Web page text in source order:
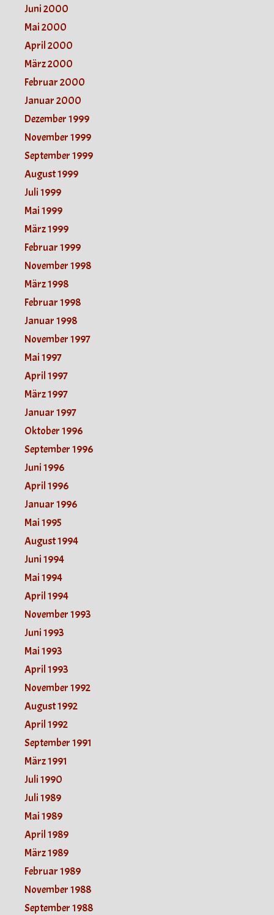
Juni 2000
Mai 2000
April 2000
März 2000
Februar 2000
Januar 2000
Dezember 1999
November 1999
September 1999
August 1999
Juli 1999
Mai 1999
März 1999
Februar 1999
November 1998
März 1998
Februar 1998
Januar 1998
November 1997
Mai 1997
April 1997
März 1997
Januar 1997
Oktober 1996
September 1996
Juni 1996
April 1996
Januar 1996
Mai 1995
August 1994
Juni 1994
Mai 1994
April 1994
November 1993
Juni 1993
Mai 1993
April 1993
November 1992
August 1992
April 1992
September 1991
März 1991
Juli 1990
Juli 1989
Mai 1989
April 1989
März 1989
Februar 1989
November 1988
September 1988